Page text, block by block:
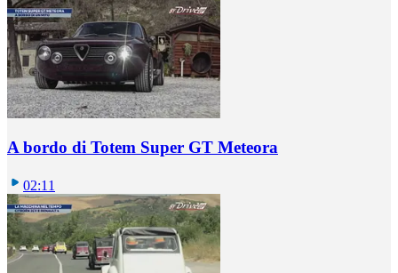
A bordo di Totem Super GT Meteora
02:11